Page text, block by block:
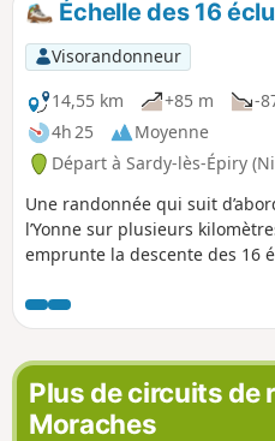
canal en eau, depuis le lac de
Échelle des 16
Visorandonneur
14,55 km
+85 m
-
4h 25
Moyenne
Départ à Sardy-lès-Épiry
Une randonnée qui suit
l’Yonne sur plusieurs
emprunte la descente des 16
Plus de circuits de
Moraches